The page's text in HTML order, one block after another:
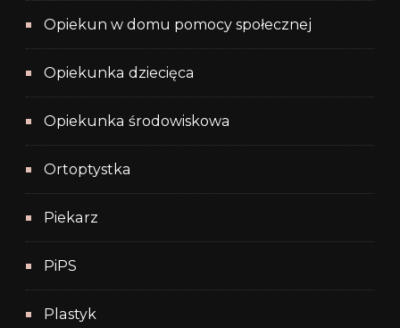
Opiekun w domu pomocy społecznej
Opiekunka dziecięca
Opiekunka środowiskowa
Ortoptystka
Piekarz
PiPS
Plastyk